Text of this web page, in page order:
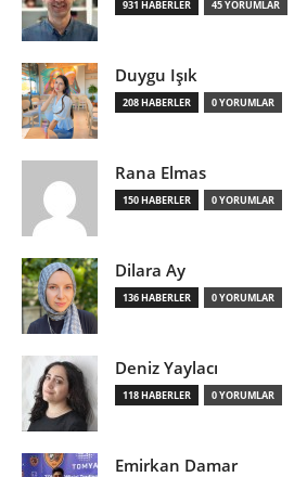
931 HABERLER 45 YORUMLAR
Duygu Işık
208 HABERLER 0 YORUMLAR
Rana Elmas
150 HABERLER 0 YORUMLAR
Dilara Ay
136 HABERLER 0 YORUMLAR
Deniz Yaylacı
118 HABERLER 0 YORUMLAR
Emirkan Damar